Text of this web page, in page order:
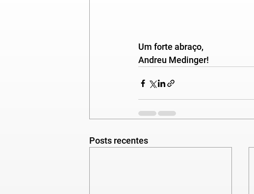
Um forte abraço,
Andreu Medinger!
Posts recentes